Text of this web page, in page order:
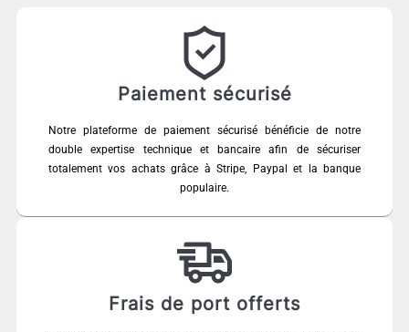
Paiement sécurisé
Notre plateforme de paiement sécurisé bénéficie de notre
double expertise technique et bancaire afin de sécuriser
totalement vos achats grâce à Stripe, Paypal et la banque
populaire.
Frais de port offerts